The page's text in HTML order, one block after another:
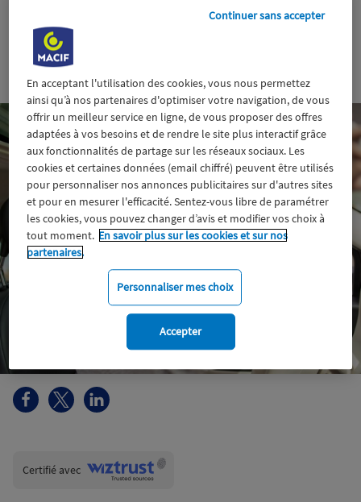
27 octobre 2025
Certifié avecWiztrust
trusted
En acceptant l'utilisation des cookies, vous nous permettez
ainsi qu’à nos partenaires d'optimiser votre navigation, de vous
offrir un meilleur service en ligne, de vous proposer des offres
adaptées à vos besoins et de rendre le site plus interactif grâce
aux fonctionnalités de partage sur les réseaux sociaux. Les
cookies et certaines données (email chiffré) peuvent être utilisés
pour personnaliser nos annonces publicitaires sur d'autres sites
et pour en mesurer l'efficacité. Sentez-vous libre de paramétrer
les cookies, vous pouvez changer d’avis et modifier vos choix à
tout moment. En savoir plus sur les cookies et sur nos
partenaires.
Personnaliser mes choix
Continuer sans accepter
Accepter